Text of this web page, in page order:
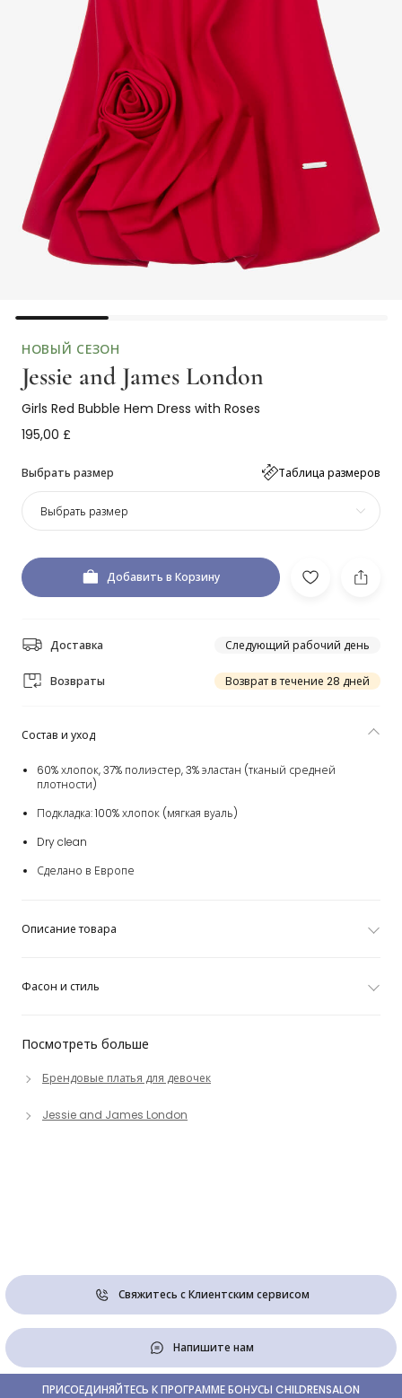
НОВЫЙ СЕЗОН
Jessie and James London
Girls Red Bubble Hem Dress with Roses
195,00 £
Выбрать размер Таблица размеров
Выбрать размер
Добавить в Корзину
Доставка Следующий рабочий день
Возвраты Возврат в течение 28 дней
Посмотреть больше
Брендовые платья для девочек
Jessie and James London
Состав и уход
60% хлопок, 37% полиэстер, 3% эластан (тканый средней
плотности)
Подкладка: 100% хлопок (мягкая вуаль)
Dry clean
Сделано в Европе
Описание товара
Фасон и стиль
Свяжитесь с Клиентским сервисом
Напишите нам
ПРИСОЕДИНЯЙТЕСЬ К ПРОГРАММЕ БОНУСЫ CHILDRENSALON